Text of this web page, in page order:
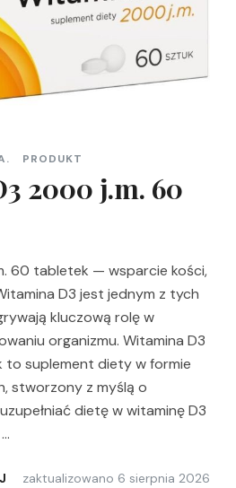
PRODUKT
2000 j.m. 60
60 tabletek — wsparcie kości,
D3 jest jednym z tych
kluczową rolę w
organizmu. Witamina D3
suplement diety w formie
stworzony z myślą o
dietę w witaminę D3
zaktualizowano 6 sierpnia 2026